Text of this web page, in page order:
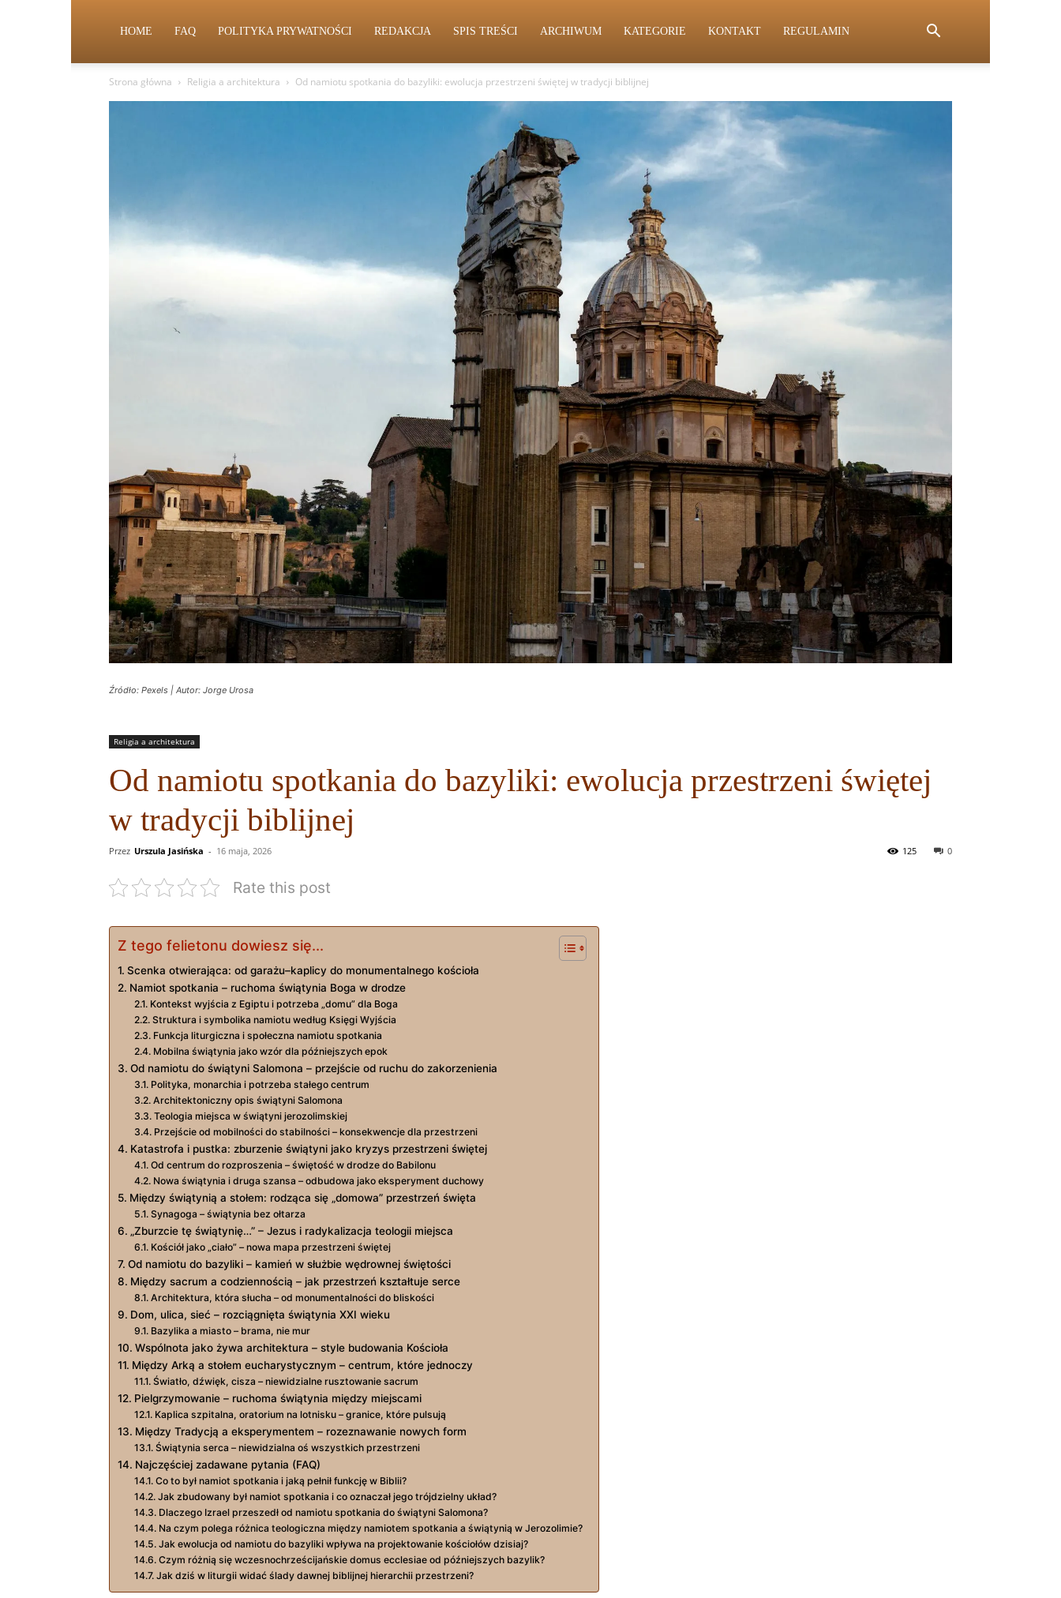
HOME FAQ POLITYKA PRYWATNOŚCI REDAKCJA SPIS TREŚCI ARCHIWUM KATEGORIE KONTAKT REGULAMIN
Strona główna Religia a architektura Od namiotu spotkania do bazyliki: ewolucja przestrzeni świętej w tradycji biblijnej
Źródło: Pexels | Autor: Jorge Urosa
Religia a architektura
Od namiotu spotkania do bazyliki: ewolucja przestrzeni świętej
w tradycji biblijnej
Przez Urszula Jasińska - 16 maja, 2026 0
125
Rate this post
Z tego felietonu dowiesz się...
Scenka otwierająca: od garażu–kaplicy do monumentalnego kościoła
Namiot spotkania – ruchoma świątynia Boga w drodze
Kontekst wyjścia z Egiptu i potrzeba „domu” dla Boga
Struktura i symbolika namiotu według Księgi Wyjścia
Funkcja liturgiczna i społeczna namiotu spotkania
Mobilna świątynia jako wzór dla późniejszych epok
Od namiotu do świątyni Salomona – przejście od ruchu do zakorzenienia
Polityka, monarchia i potrzeba stałego centrum
Architektoniczny opis świątyni Salomona
Teologia miejsca w świątyni jerozolimskiej
Przejście od mobilności do stabilności – konsekwencje dla przestrzeni
Katastrofa i pustka: zburzenie świątyni jako kryzys przestrzeni świętej
Od centrum do rozproszenia – świętość w drodze do Babilonu
Nowa świątynia i druga szansa – odbudowa jako eksperyment duchowy
Między świątynią a stołem: rodząca się „domowa” przestrzeń święta
Synagoga – świątynia bez ołtarza
„Zburzcie tę świątynię…” – Jezus i radykalizacja teologii miejsca
Kościół jako „ciało” – nowa mapa przestrzeni świętej
Od namiotu do bazyliki – kamień w służbie wędrownej świętości
Między sacrum a codziennością – jak przestrzeń kształtuje serce
Architektura, która słucha – od monumentalności do bliskości
Dom, ulica, sieć – rozciągnięta świątynia XXI wieku
Bazylika a miasto – brama, nie mur
Wspólnota jako żywa architektura – style budowania Kościoła
Między Arką a stołem eucharystycznym – centrum, które jednoczy
Światło, dźwięk, cisza – niewidzialne rusztowanie sacrum
Pielgrzymowanie – ruchoma świątynia między miejscami
Kaplica szpitalna, oratorium na lotnisku – granice, które pulsują
Między Tradycją a eksperymentem – rozeznawanie nowych form
Świątynia serca – niewidzialna oś wszystkich przestrzeni
Najczęściej zadawane pytania (FAQ)
Co to był namiot spotkania i jaką pełnił funkcję w Biblii?
Jak zbudowany był namiot spotkania i co oznaczał jego trójdzielny układ?
Dlaczego Izrael przeszedł od namiotu spotkania do świątyni Salomona?
Na czym polega różnica teologiczna między namiotem spotkania a świątynią w Jerozolimie?
Jak ewolucja od namiotu do bazyliki wpływa na projektowanie kościołów dzisiaj?
Czym różnią się wczesnochrześcijańskie domus ecclesiae od późniejszych bazylik?
Jak dziś w liturgii widać ślady dawnej biblijnej hierarchii przestrzeni?